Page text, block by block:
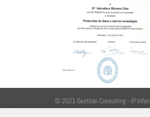
© 2021 Gestban Consulting - iP